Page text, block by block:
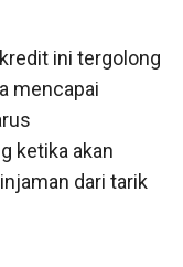
ini tergolong
mencapai
ketika akan
dari tarik